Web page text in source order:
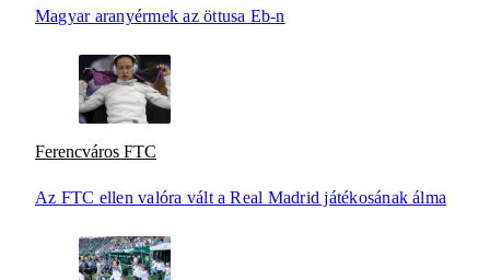
Magyar aranyérmek az öttusa Eb-n
Ferencváros FTC
Az FTC ellen valóra vált a Real Madrid játékosának álma